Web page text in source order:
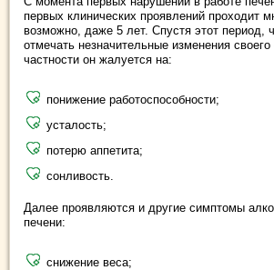
первых клинических проявлений проходит
возможно, даже 5 лет. Спустя этот период,
отмечать незначительные изменения
частности он жалуется на:
понижение работоспособности;
усталость;
потерю аппетита;
сонливость.
Далее проявляются и другие симптомы
печени:
снижение веса;